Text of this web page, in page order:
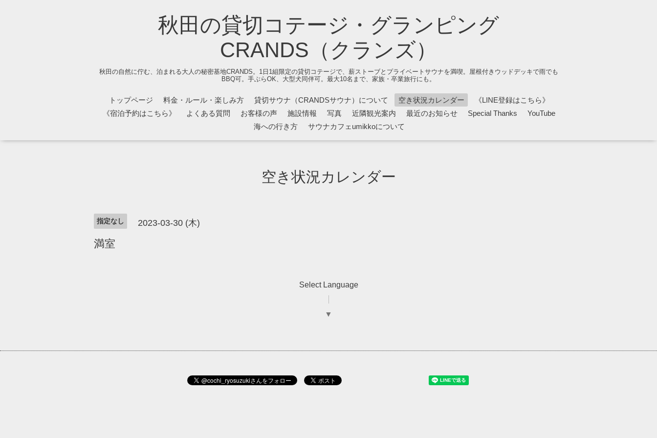
秋田の貸切コテージ・グランピング
CRANDS（クランズ）
秋田の自然に佇む、泊まれる大人の秘密基地CRANDS。1日1組限定の貸切コテージで、薪ストーブとプライベートサウナを満喫。屋根付きウッドデッキで雨でも
BBQ可。手ぶらOK、大型犬同伴可。最大10名まで、家族・卒業旅行にも。
トップページ 料金・ルール・楽しみ方 貸切サウナ（CRANDSサウナ）について 空き状況カレンダー
《LINE登録はこちら》
《宿泊予約はこちら》
よくある質問 お客様の声 施設情報 写真 近隣観光案内 最近のお知らせ Special Thanks
YouTube
海への行き方
サウナカフェumikkoについて
空き状況カレンダー
指定なし 2023-03-30 (木)
満室
Select Language
▼